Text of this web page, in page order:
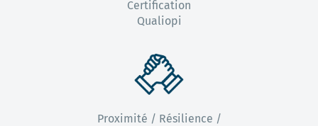
Certification
Qualiopi
Proximité / Résilience /